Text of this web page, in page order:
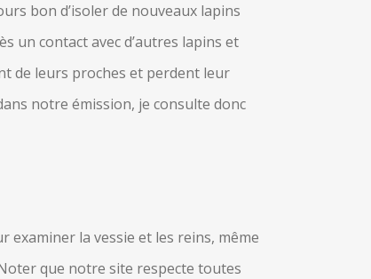
bon d’isoler de nouveaux lapins
un contact avec d’autres lapins et
de leurs proches et perdent leur
notre émission, je consulte donc
examiner la vessie et les reins, même
que notre site respecte toutes